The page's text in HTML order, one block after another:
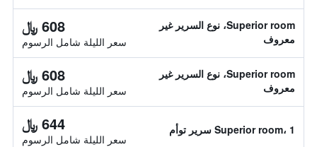
Superior room، نوع السرير غير
معروف
608 ﷼
سعر الليلة شامل الرسوم
Superior room، نوع السرير غير
معروف
608 ﷼
سعر الليلة شامل الرسوم
Superior room، 1 سرير توأم 644 ﷼
سعر الليلة شامل الرسوم